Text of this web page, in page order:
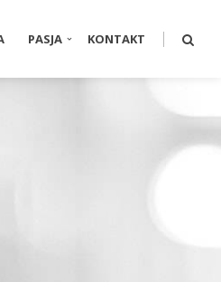
PASJA KONTAKT